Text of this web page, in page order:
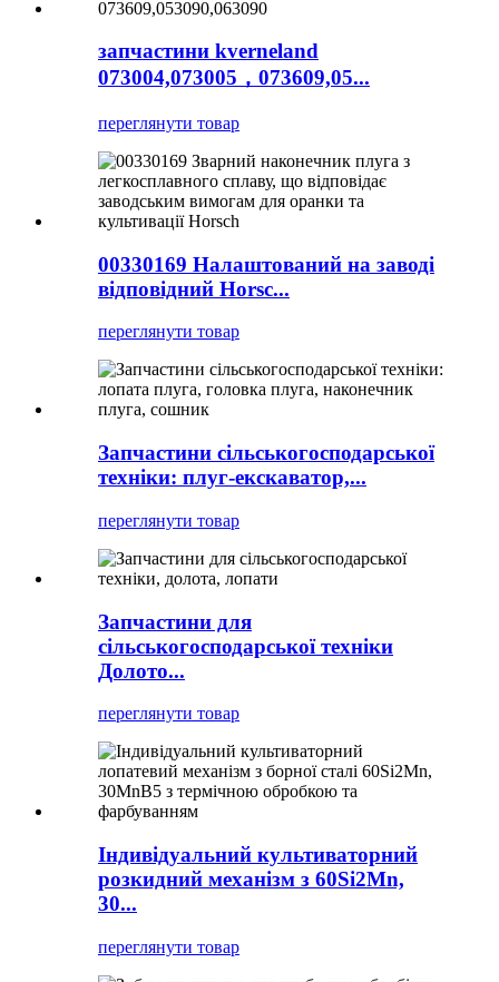
запчастини kverneland
073004,073005，073609,05...
переглянути товар
00330169 Налаштований на заводі
відповідний Horsc...
переглянути товар
Запчастини сільськогосподарської
техніки: плуг-екскаватор,...
переглянути товар
Запчастини для
сільськогосподарської техніки
Долото...
переглянути товар
Індивідуальний культиваторний
розкидний механізм з 60Si2Mn,
30...
переглянути товар